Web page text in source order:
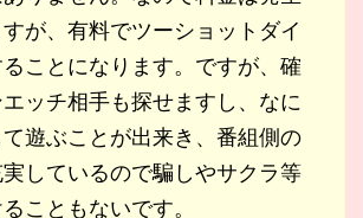
が、有料でツーショットダイ
ことになります。ですが、確
ッチ相手も探せますし、なに
遊ぶことが出来き、番組側の
しているので騙しやサクラ等
こともないです。